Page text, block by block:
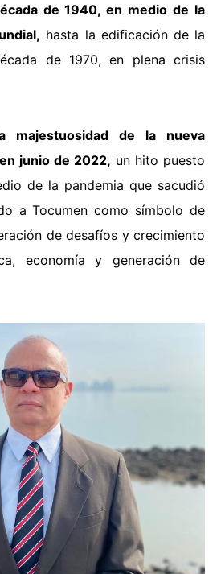
de 1940, en medio de la
hasta la edificación de la
de 1970, en plena crisis
majestuosidad de la nueva
junio de 2022, un hito puesto
de la pandemia que sacudió
a Tocumen como símbolo de
de desafíos y crecimiento
economía y generación de